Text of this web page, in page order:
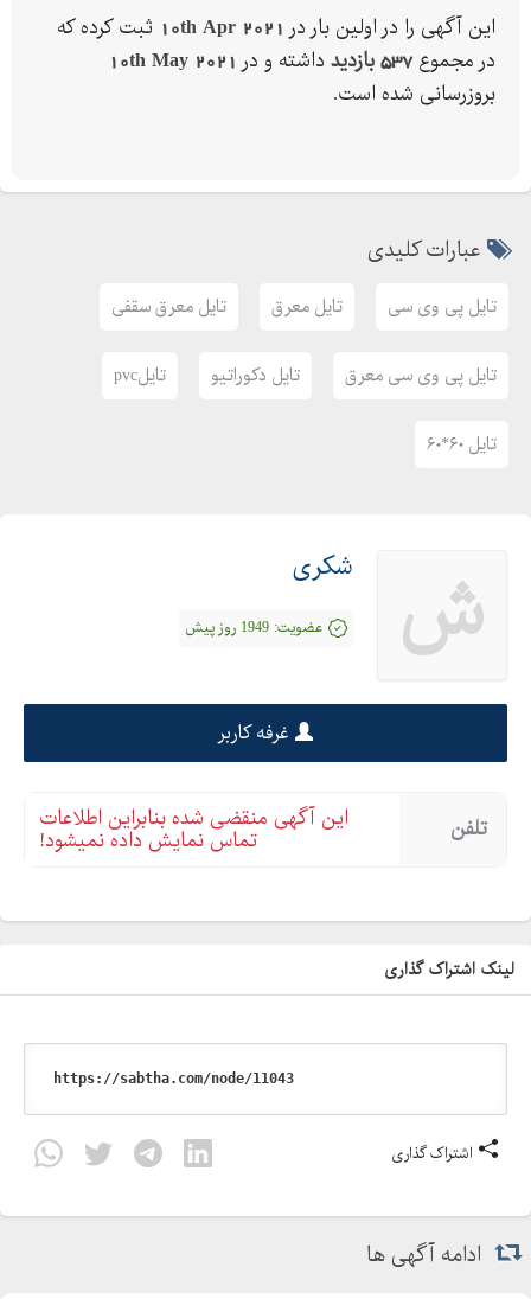
این آگهی را در اولین بار در 10th Apr 2021 ثبت کرده که
در مجموع537 بازدید داشته و در 10th May 2021
بروزرسانی شده است.
عبارات کلیدی
تایل پی وی سی تایل معرق تایل معرق سقفی
تایل پی وی سی معرق تایل دکوراتیو تایلpvc
تایل ۶۰*۶۰
ش شکری
عضویت: 1949 روز پیش
غرفه کاربر
تلفن این آگهی منقضی شده بنابراین اطلاعات
تماس نمایش داده نمیشود!
لینک اشتراک گذاری
اشتراک گذاری
ادامه آگهی ها